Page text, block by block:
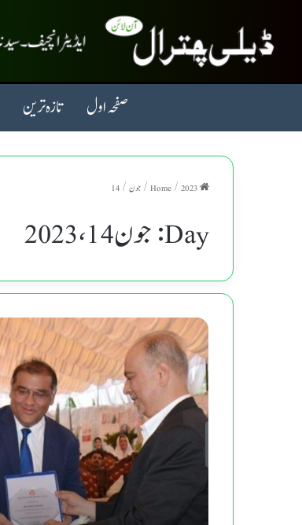
صفحہ اول تازہ ترین
/ 2023
/ جون /
14
Day: جون 14، 2023